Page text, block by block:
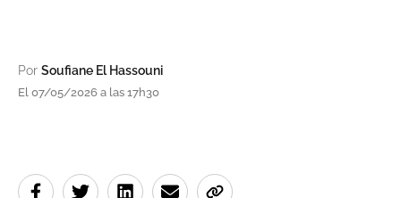
Por Soufiane El Hassouni
El 07/05/2026 a las 17h30